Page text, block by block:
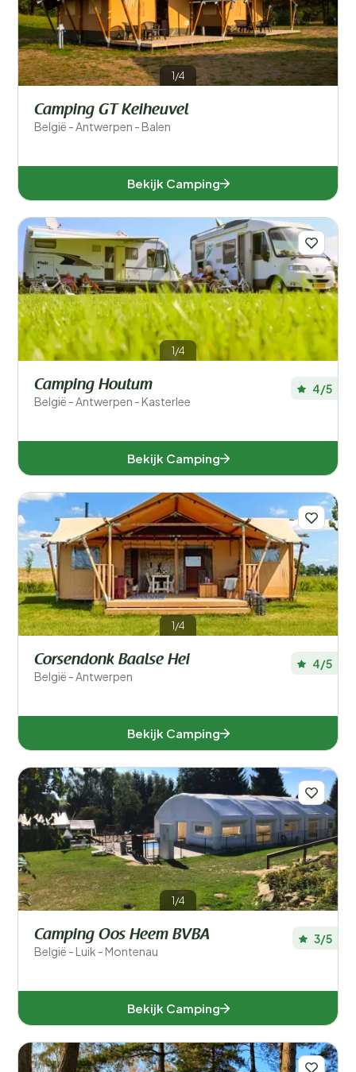
1/4
Camping GT Keiheuvel
België - Antwerpen - Balen
Bekijk Camping
1/4
Camping Houtum
België - Antwerpen - Kasterlee
4/5
Bekijk Camping
1/4
Corsendonk Baalse Hei
België - Antwerpen
4/5
Bekijk Camping
1/4
Camping Oos Heem BVBA
België - Luik - Montenau
3/5
Bekijk Camping